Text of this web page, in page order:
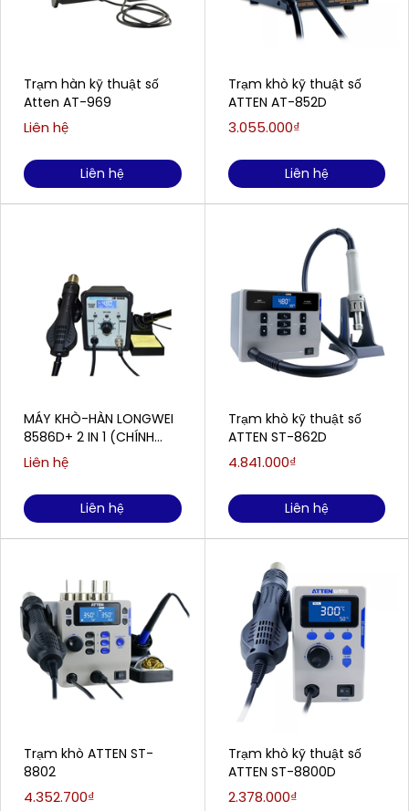
Trạm hàn kỹ thuật số
Atten AT-969
Liên hệ
Liên hệ
MÁY KHÒ-HÀN LONGWEI
8586D+ 2 IN 1 (CHÍNH
HÃNG)
Liên hệ
Liên hệ
Trạm khò ATTEN ST-
8802
4.352.700₫
Trạm khò kỹ thuật số
ATTEN AT-852D
3.055.000₫
Liên hệ
Trạm khò kỹ thuật số
ATTEN ST-862D
4.841.000₫
Liên hệ
Trạm khò kỹ thuật số
ATTEN ST-8800D
2.378.000₫